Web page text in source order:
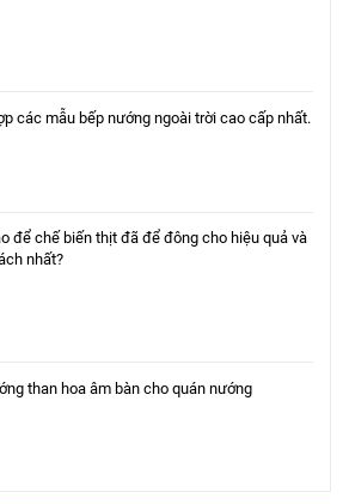
các mẫu bếp nướng ngoài trời cao cấp nhất.
để chế biến thịt đã để đông cho hiệu quả và
nhất?
than hoa âm bàn cho quán nướng